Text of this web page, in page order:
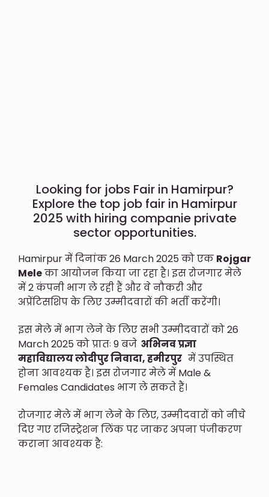
Looking for jobs Fair in Hamirpur?
Explore the top job fair in Hamirpur
2025 with hiring companie private
sector opportunities.
Hamirpur में दिनांक 26 March 2025 को एक Rojgar
Meleका आयोजन किया जा रहा है। इस रोजगार मेले
में 2 कंपनी भाग ले रही हैं और वे नौकरी और
अप्रेंटिसशिप के लिए उम्मीदवारों की भर्ती करेंगी।
इस मेले में भाग लेने के लिए सभी उम्मीदवारों को 26
March 2025 को प्रातः 9 बजे अभिनव प्रज्ञा
महाविद्यालय लोदीपुर निवादा, हमीरपुर में उपस्थित
होना आवश्यक है। इस रोजगार मेले में Male &
Females Candidates भाग ले सकते हैं।
रोजगार मेले में भाग लेने के लिए, उम्मीदवारों को नीचे
दिए गए रजिस्ट्रेशन लिंक पर जाकर अपना पंजीकरण
कराना आवश्यक है: